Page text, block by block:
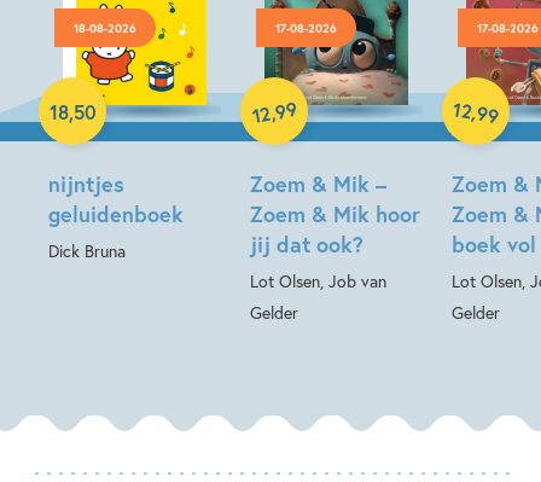
18-08-2026
nijntjes
geluidenboek
Dick Bruna
18,50
Hardcover
17-08-2026
Zoem & Mik –
Zoem & Mik hoor
jij dat ook?
Lot Olsen, Job van
Gelder
12,99
Hardcover
17-08-2026
Zoem &
Zoem &
boek
Lot Olsen,
Gelder
12,99
Hardcover